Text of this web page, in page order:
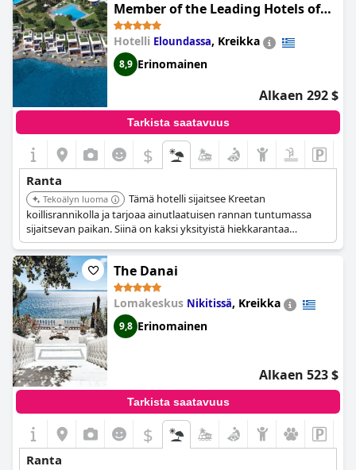
huoneista avautuvat näkymät ovat myös todella hienot. Vaikka
ranta on hieman kaukana, se on yksi harvoista kunnollisista
rannoista Pafoksessa. Ole tietoinen siitä, että meri voi olla
myrskyisä ja aallot voimakkaita, ja veteen voi olla hieman
matkaa. Jos etsit hiekkarantaa, sinun on ehkä mentävä muualle,
pidemmän kävelyn. Kaiken kaikkiaan rantakokemus paikassa on
loistava lisä lomaasi.
Member of the Leading Hotels of
the World
Hotelli Eloundassa, Kreikka
8,9 Erinomainen
Alkaen 292 $
Tarkista saatavuus
$
Ranta
Tekoälyn luoma
Tämä hotelli sijaitsee Kreetan
koillisrannikolla ja tarjoaa ainutlaatuisen rannan tuntumassa
sijaitsevan paikan. Siinä on kaksi yksityistä hiekkarantaa
aurinkotuoleineen ja rantapalveluineen. Hotellissa on myös
rannan tuntumassa sijaitsevia bungaloweja ja huviloita, joissa
on omat lämmitetyt uima-altaat.
The Danai
Lomakeskus Nikitissä, Kreikka
9,8 Erinomainen
Alkaen 523 $
Tarkista saatavuus
$
Ranta